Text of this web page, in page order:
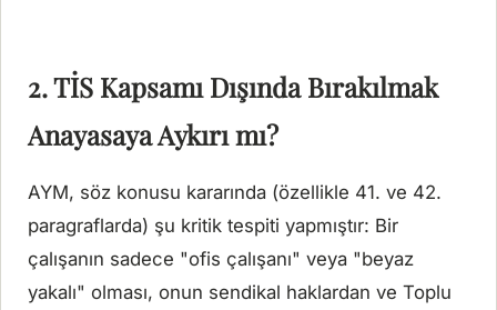
2. TİS Kapsamı Dışında Bırakılmak
Anayasaya Aykırı mı?
AYM, söz konusu kararında (özellikle 41. ve 42.
paragraflarda) şu kritik tespiti yapmıştır: Bir
çalışanın sadece "ofis çalışanı" veya "beyaz
yakalı" olması, onun sendikal haklardan ve Toplu